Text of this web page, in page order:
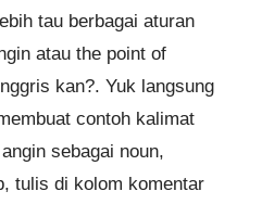
tau berbagai aturan
atau the point of
kan?. Yuk langsung
contoh kalimat
sebagai noun,
tulis di kolom komentar